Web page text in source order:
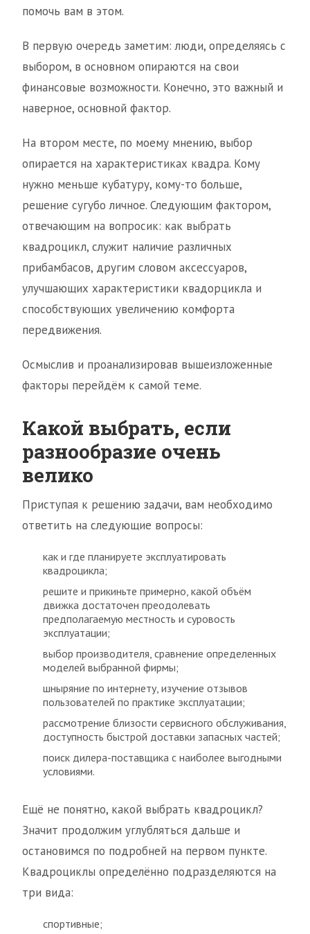
помочь вам в этом.
В первую очередь заметим: люди, определяясь с
выбором, в основном опираются на свои
финансовые возможности. Конечно, это важный и
наверное, основной фактор.
На втором месте, по моему мнению, выбор
опирается на характеристиках квадра. Кому
нужно меньше кубатуру, кому-то больше,
решение сугубо личное. Следующим фактором,
отвечающим на вопросик: как выбрать
квадроцикл, служит наличие различных
прибамбасов, другим словом аксессуаров,
улучшающих характеристики квадорцикла и
способствующих увеличению комфорта
передвижения.
Осмыслив и проанализировав вышеизложенные
факторы перейдём к самой теме.
Какой выбрать, если
разнообразие очень
велико
Приступая к решению задачи, вам необходимо
ответить на следующие вопросы:
как и где планируете эксплуатировать
квадроцикла;
решите и прикиньте примерно, какой объём
движка достаточен преодолевать
предполагаемую местность и суровость
эксплуатации;
выбор производителя, сравнение определенных
моделей выбранной фирмы;
шныряние по интернету, изучение отзывов
пользователей по практике эксплуатации;
рассмотрение близости сервисного обслуживания,
доступность быстрой доставки запасных частей;
поиск дилера-поставщика с наиболее выгодными
условиями.
Ещё не понятно, какой выбрать квадроцикл?
Значит продолжим углубляться дальше и
остановимся по подробней на первом пункте.
Квадроциклы определённо подразделяются на
три вида:
спортивные;